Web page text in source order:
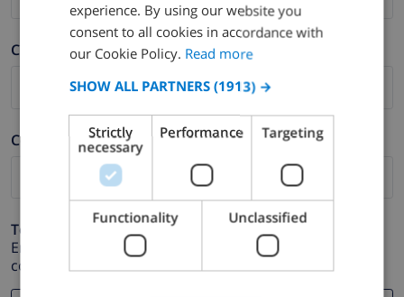
Cognom *
Correu electrònic *
Telèfon *
En cas que la direcció de correu electrònic no funcioni
correctament.
DUTCH
CATALAN
ITALIAN
DANISH
NORWEGIAN
experience. By using our website you
consent to all cookies in accordance with
our Cookie Policy. Read more
SHOW ALL PARTNERS (1913) →
Strictly
necessary
Performance Targeting
Functionality Unclassified